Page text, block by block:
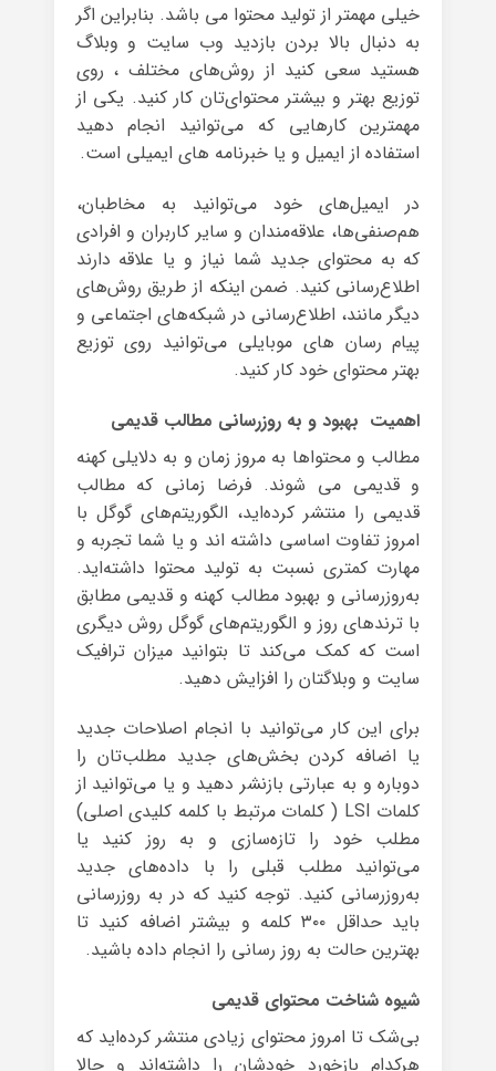
خیلی مهمتر از تولید محتوا می باشد. بنابراین اگر
به دنبال بالا بردن بازدید وب سایت و وبلاگ
هستید سعی کنید از روش‌های مختلف ، روی
توزیع بهتر و بیشتر محتوای‌تان کار کنید. یکی از
مهمترین کارهایی که می‌توانید انجام دهید
استفاده از ایمیل و یا خبرنامه های ایمیلی است.
در ایمیل‌های خود می‌توانید به مخاطبان،
هم‌صنفی‌ها، علاقه‌مندان و سایر کاربران و افرادی
که به محتوای جدید شما نیاز و یا علاقه دارند
اطلاع‌رسانی کنید. ضمن اینکه از طریق روش‌های
دیگر مانند، اطلاع‌رسانی در شبکه‌های اجتماعی و
پیام رسان های موبایلی می‌توانید روی توزیع
بهتر محتوای خود کار کنید.
اهمیت بهبود و به روزرسانی مطالب قدیمی
مطالب و محتواها به مروز زمان و به دلایلی کهنه
و قدیمی می شوند. فرضا زمانی که مطالب
قدیمی را منتشر کرده‌اید، الگوریتم‌های گوگل با
امروز تفاوت اساسی داشته اند و یا شما تجربه و
مهارت کمتری نسبت به تولید محتوا داشته‌اید.
به‌روزرسانی و بهبود مطالب کهنه و قدیمی مطابق
با ترندهای روز و الگوریتم‌های گوگل روش دیگری
است که کمک می‌کند تا بتوانید میزان ترافیک
سایت‌ و وبلاگتان را افزایش دهید.
برای این کار می‌توانید با انجام اصلاحات جدید
یا اضافه کردن بخش‌های جدید مطلب‌تان را
دوباره و به عبارتی بازنشر دهید و یا می‌توانید از
کلمات LSI ( کلمات مرتبط با کلمه کلیدی اصلی)
مطلب خود را تازه‌سازی و به روز کنید یا
می‌توانید مطلب قبلی را با داده‌های جدید
به‌روزرسانی کنید. توجه کنید که در به روزرسانی
باید حداقل ۳۰۰ کلمه و بیشتر اضافه کنید تا
بهترین حالت به روز رسانی را انجام داده باشید.
شیوه شناخت محتوای قدیمی
بی‌شک تا امروز محتوای زیادی منتشر کرده‌اید که
هرکدام بازخورد خودشان را داشته‌اند و حالا